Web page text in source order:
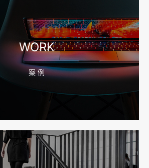
公司推荐，移动端验收别放到最后
么看？合同、源码和后台要先写清
WORK
案 例